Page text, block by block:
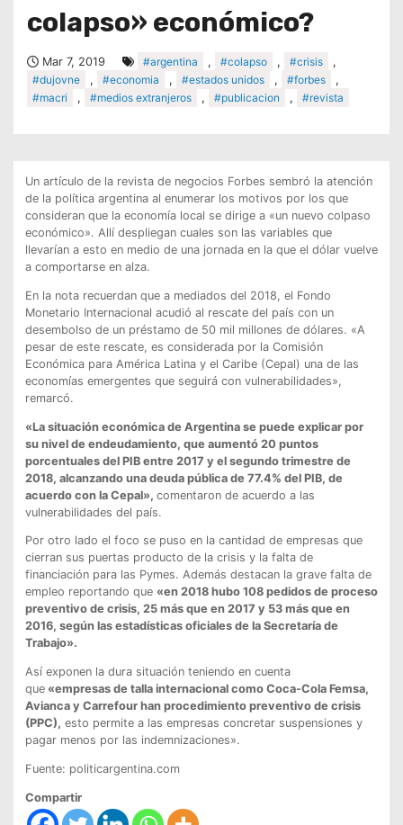
colapso» económico?
Mar 7, 2019 #argentina , #colapso , #crisis
,
#dujovne
, #economia , #estados unidos , #forbes
,
#macri
, #medios extranjeros , #publicacion , #revista
Un artículo de la revista de negocios Forbes sembró la atención
de la política argentina al enumerar los motivos por los que
consideran que la economía local se dirige a «un nuevo colpaso
económico». Allí despliegan cuales son las variables que
llevarían a esto en medio de una jornada en la que el dólar vuelve
a comportarse en alza.
En la nota recuerdan que a mediados del 2018, el Fondo
Monetario Internacional acudió al rescate del país con un
desembolso de un préstamo de 50 mil millones de dólares. «A
pesar de este rescate, es considerada por la Comisión
Económica para América Latina y el Caribe (Cepal) una de las
economías emergentes que seguirá con vulnerabilidades»,
remarcó.
«La situación económica de Argentina se puede explicar por
su nivel de endeudamiento, que aumentó 20 puntos
porcentuales del PIB entre 2017 y el segundo trimestre de
2018, alcanzando una deuda pública de 77.4% del PIB, de
acuerdo con la Cepal», comentaron de acuerdo a las
vulnerabilidades del país.
Por otro lado el foco se puso en la cantidad de empresas que
cierran sus puertas producto de la crisis y la falta de
financiación para las Pymes. Además destacan la grave falta de
empleo reportando que «en 2018 hubo 108 pedidos de proceso
preventivo de crisis, 25 más que en 2017 y 53 más que en
2016, según las estadísticas oficiales de la Secretaría de
Trabajo».
Así exponen la dura situación teniendo en cuenta
que«empresas de talla internacional como Coca-Cola Femsa,
Avianca y Carrefour han procedimiento preventivo de crisis
(PPC), esto permite a las empresas concretar suspensiones y
pagar menos por las indemnizaciones».
Fuente: politicargentina.com
Compartir